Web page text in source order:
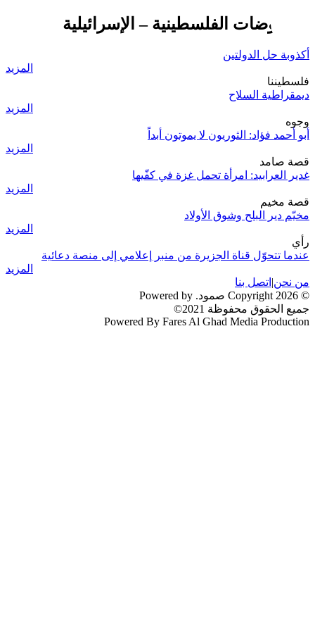
المفاوضات الفلسطينية – الإسرائيلية
أكذوبة حل الدولتين
المزيد
فلسطيننا
ديمقراطية السلاح
المزيد
وجوه
أبو أحمد فؤاد: الثوريون لا يموتون أبداً
المزيد
قصة صامد
غدير العرابيد: امرأة تحمل غزة في كفّيها
المزيد
قصة مخيم
مخيّم دير البلح وشوق الأولاد
المزيد
رأي
عندما تتحوّل قناة الجزيرة من منبر إعلامي إلى منصة دعائية
المزيد
من نحن| اتصل بنا
© 2026 Copyright صمود. Powered by
جميع الحقوق محفوظة 2021©
Powered By Fares Al Ghad Media Production